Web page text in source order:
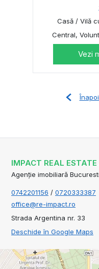
Casă / Vilă
Central,
Vezi
IMPACT REAL ESTATE
Agenție imobiliară Bucuresti
0742201156 / 0720333387
office@re-impact.ro
Strada Argentina nr. 33
Deschide în Google Maps